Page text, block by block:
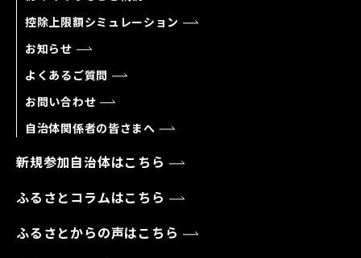
控除上限額シミュレーション
お知らせ
よくあるご質問
お問い合わせ
自治体関係者の皆さまへ
新規参加自治体はこちら
ふるさとコラムはこちら
ふるさとからの声はこちら